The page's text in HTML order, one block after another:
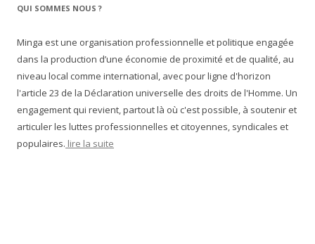
QUI SOMMES NOUS ?
Minga est une organisation professionnelle et politique engagée
dans la production d’une économie de proximité et de qualité, au
niveau local comme international, avec pour ligne d'horizon
l'article 23 de la Déclaration universelle des droits de l'Homme. Un
engagement qui revient, partout là où c'est possible, à soutenir et
articuler les luttes professionnelles et citoyennes, syndicales et
populaires. lire la suite